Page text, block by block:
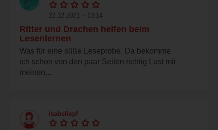
22.12.2021 – 13:14
Ritter und Drachen helfen beim
Lesenlernen
Was für eine süße Leseprobe. Da bekomme
ich schon von den paar Seiten richtig Lust mit
meinen...
isabellepf